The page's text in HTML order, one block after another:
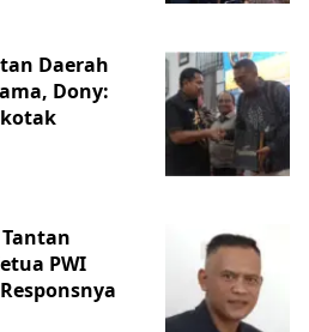
Daerah
Dony:
PWI